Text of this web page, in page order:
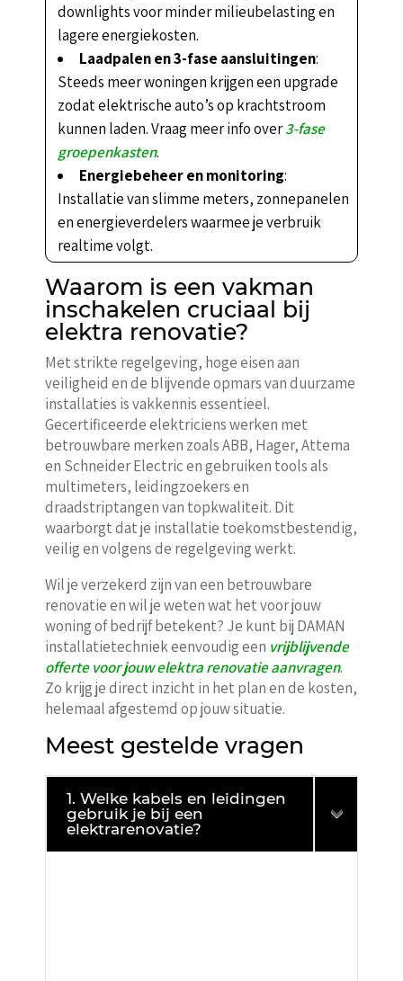
downlights voor minder milieubelasting en
lagere energiekosten.
Laadpalen en 3-fase aansluitingen:
Steeds meer woningen krijgen een upgrade
zodat elektrische auto’s op krachtstroom
kunnen laden. Vraag meer info over3-fase
groepenkasten.
Energiebeheer en monitoring:
Installatie van slimme meters, zonnepanelen
en energieverdelers waarmee je verbruik
realtime volgt.
Waarom is een vakman
inschakelen cruciaal bij
elektra renovatie?
Met strikte regelgeving, hoge eisen aan
veiligheid en de blijvende opmars van duurzame
installaties is vakkennis essentieel.
Gecertificeerde elektriciens werken met
betrouwbare merken zoals ABB, Hager, Attema
en Schneider Electric en gebruiken tools als
multimeters, leidingzoekers en
draadstriptangen van topkwaliteit. Dit
waarborgt dat je installatie toekomstbestendig,
veilig en volgens de regelgeving werkt.
Wil je verzekerd zijn van een betrouwbare
renovatie en wil je weten wat het voor jouw
woning of bedrijf betekent? Je kunt bij DAMAN
installatietechniek eenvoudig een vrijblijvende
offerte voor jouw elektra renovatie aanvragen.
Zo krijg je direct inzicht in het plan en de kosten,
helemaal afgestemd op jouw situatie.
Meest gestelde vragen
1. Welke kabels en leidingen
gebruik je bij een
elektrarenovatie?